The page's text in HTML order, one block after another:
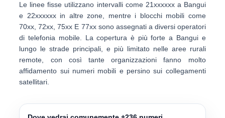
Le linee fisse utilizzano intervalli come 21xxxxxxa Bangui
e 22xxxxxxin altre zone, mentre i blocchi mobili come
70xx ,72xx ,75xx E 77xxsono assegnati a diversi operatori
di telefonia mobile. La copertura è più forte a Bangui e
lungo le strade principali, e più limitato nelle aree rurali
remote, con così tante organizzazioni fanno molto
affidamento sui numeri mobili e persino sui collegamenti
satellitari.